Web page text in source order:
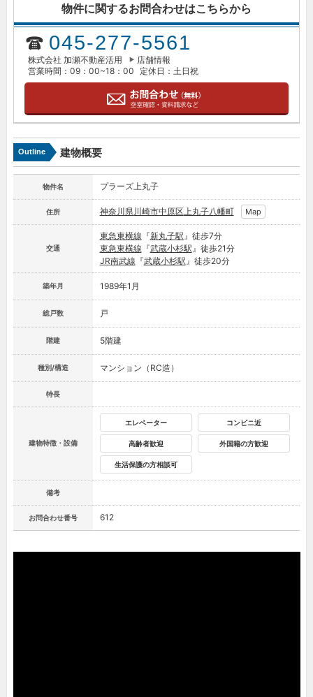
物件に関するお問合わせはこちらから
045-277-5561
株式会社 加瀬不動産活用
店舗情報
営業時間：09：00~18：00
定休日：土日祝
Outline 建物概要
物件名 プラーズ上丸子
住所 神奈川県 川崎市中原区上丸子八幡町 Map
交通
東急東横線 『新丸子駅 』徒歩7分
東急東横線 『武蔵小杉駅 』徒歩21分
JR南武線 『武蔵小杉駅 』徒歩20分
築年月 1989年1月
総戸数 戸
階建 5階建
種別/構造 マンション（RC造）
特長
建物特徴・設備
エレベーター コンビニ近
高齢者歓迎 外国籍の方歓迎
生活保護の方相談可
備考
お問合わせ番号 612